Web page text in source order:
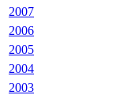
2007
2006
2005
2004
2003